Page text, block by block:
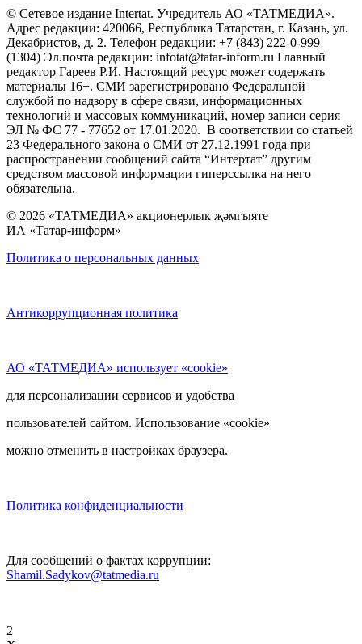
© Сетевое издание Intertat. Учредитель АО «ТАТМЕДИА».
Адрес редакции: 420066, Республика Татарстан, г. Казань, ул.
Декабристов, д. 2. Телефон редакции: +7 (843) 222-0-999
(1304) Эл.почта редакции: infotat@tatar-inform.ru Главный
редактор Гареев Р.И. Настоящий ресурс может содержать
материалы 16+. СМИ зарегистрировано Федеральной
службой по надзору в сфере связи, информационных
технологий и массовых коммуникаций, номер записи серия
ЭЛ № ФС 77 - 77652 от 17.01.2020. В соответствии со статьей
23 Федерального закона о СМИ от 27.12.1991 года при
распространении сообщений сайта “Интертат” другим
средством массовой информации гиперссылка на него
обязательна.
© 2026 «ТАТМЕДИА» акционерлык җәмгыяте
ИА «Татар-информ»
Политика о персональных данных
Антикоррупционная политика
АО «ТАТМЕДИА» использует «cookie»
для персонализации сервисов и удобства
пользователей сайтом. Использование «cookie»
можно отменить в настройках браузера.
Политика конфиденциальности
Для сообщений о фактах коррупции:
Shamil.Sadykov@tatmedia.ru
2